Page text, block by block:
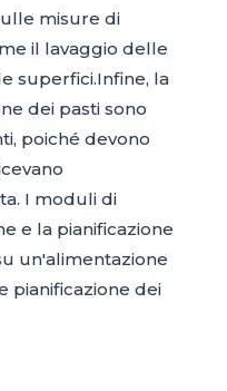
misure di
il lavaggio delle
superfici.Infine, la
dei pasti sono
poiché devono
I moduli di
e la pianificazione
un'alimentazione
pianificazione dei